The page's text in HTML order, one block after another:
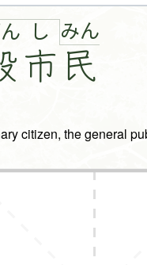
ん し
市
みん
民
citizen, the general